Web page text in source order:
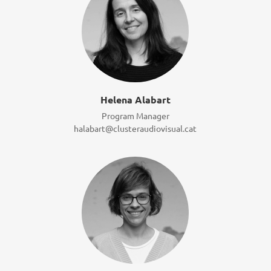
Helena Alabart
Program Manager
halabart@clusteraudiovisual.cat